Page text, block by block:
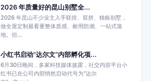
2026 年质量好的昆山别墅全...
2026 年昆山不少业主入手联排、双拼、独栋别墅，
做全屋定制最看重整体质感、耐用防潮、一站式落
地。但...
小红书启动“达尔文”内部孵化项...
6月30日晚间，多家科技媒体披露，社交内容平台小
红书已在公司内部悄然启动代号为“达尔